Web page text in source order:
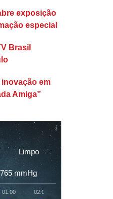
exposição
especial
Brasil
em
Amiga”
Limpo
765 mmHg
01:00 02:00